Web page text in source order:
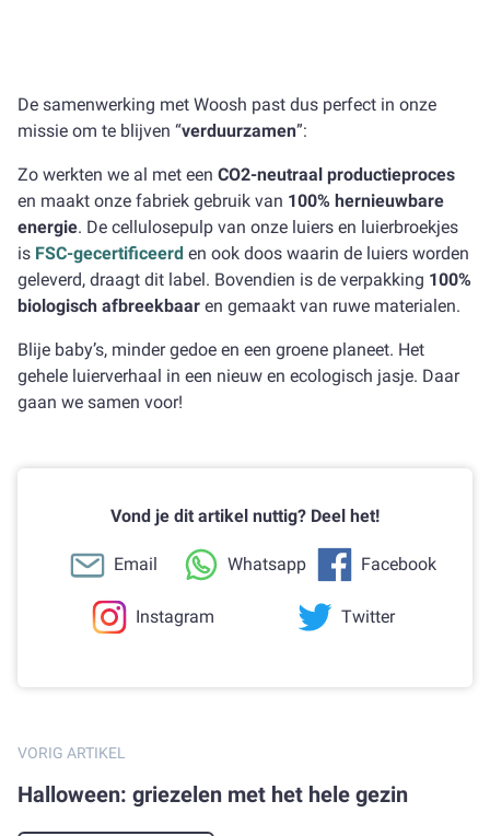
De samenwerking met Woosh past dus perfect in onze
missie om te blijven “verduurzamen”:
Zo werkten we al met een CO2-neutraal productieproces
en maakt onze fabriek gebruik van 100% hernieuwbare
energie. De cellulosepulp van onze luiers en luierbroekjes
is FSC-gecertificeerd en ook doos waarin de luiers worden
geleverd, draagt dit label. Bovendien is de verpakking 100%
biologisch afbreekbaar en gemaakt van ruwe materialen.
Blije baby’s, minder gedoe en een groene planeet. Het
gehele luierverhaal in een nieuw en ecologisch jasje. Daar
gaan we samen voor!
Vond je dit artikel nuttig? Deel het!
Email Whatsapp Facebook
Instagram Twitter
VORIG ARTIKEL
Halloween: griezelen met het hele gezin